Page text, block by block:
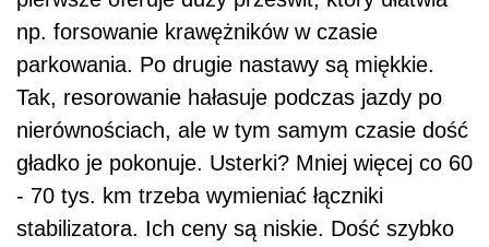
np. forsowanie krawężników w czasie
parkowania. Po drugie nastawy są miękkie.
Tak, resorowanie hałasuje podczas jazdy po
nierównościach, ale w tym samym czasie dość
gładko je pokonuje. Usterki? Mniej więcej co 60
- 70 tys. km trzeba wymieniać łączniki
stabilizatora. Ich ceny są niskie. Dość szybko